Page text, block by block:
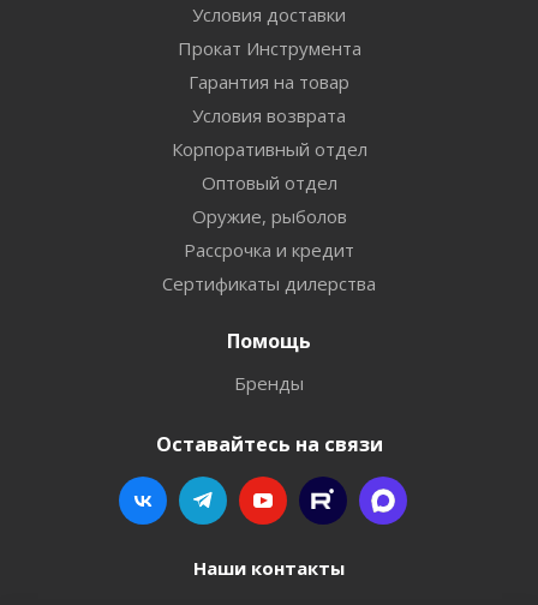
Условия доставки
Прокат Инструмента
Гарантия на товар
Условия возврата
Корпоративный отдел
Оптовый отдел
Оружие, рыболов
Рассрочка и кредит
Сертификаты дилерства
Помощь
Бренды
Оставайтесь на связи
Наши контакты